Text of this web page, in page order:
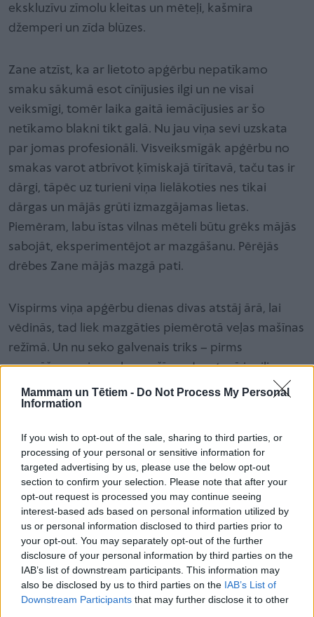
Mammam un Tētiem - Do Not Process My Personal
Information
If you wish to opt-out of the sale, sharing to third parties, or
processing of your personal or sensitive information for
targeted advertising by us, please use the below opt-out
section to confirm your selection. Please note that after your
opt-out request is processed you may continue seeing
interest-based ads based on personal information utilized by
us or personal information disclosed to third parties prior to
your opt-out. You may separately opt-out of the further
disclosure of your personal information by third parties on the
IAB’s list of downstream participants. This information may
also be disclosed by us to third parties on the IAB’s List of
Downstream Participants that may further disclose it to other
ekskluzīvu zīmolu kleitas un mēteļi, kašmira
džemperi un zīda blūzes.
Zane atzīst, ka ar lietoto apģērbu nepatīkamo
smaku sākumā esot cīnījusies ilgi un ne visai
veiksmīgi, tomēr laika gaitā iemācījusies ar šo
netīkamo blakni tikt galā. Nu jau viņa sevi uzskata
par jomas profesionāli. Visveiksmīgāk apģērbu no
smakas varot atbrīvot ķīmiskajā tīrītavā, taču tas ir
dārgi, tāpēc uz turieni viņa lielākoties nes tikai
dārgas un mājās grūti izmazgājamas lietas.
Piemēram, labu īstas vilnas mēteli būtu grēks mājās
sabojāt, eksperimentējot ar mazgāšanu. Pērējās
drēbes Zane mājās mazgā pati.
Vispirms viņa apģērbu dienas divas atstāj ārā, lai
vēdinās, tad liek mazgāties piemērotā veļas mašīnas
režīmā. Un nu seko galvenais triks – pirms
mazgāšanas viņa veļas mašīnas dozatorā iepilina
pāris pilienu ēteriskās eļļas. Zane visvairāk iecienījusi
lavandas un tējas koka eļļu. Papildus, protams,
lieliski noņemot smaku, un apģērbs smaržojot kā
jauns.
Saldētava un ožamais spirts – kāpēc
gan ne?
Vēl viena Zanes ļoti iecienīta metode ir drēbju
saldēšana. Iespējams, izklausās nedaudz mulsinoši,
bet, ja drēbes kaut uz pāris stundām ievieto
saldētavā un pēc tam vienkārši izmazgā, no smakas